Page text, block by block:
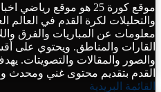
موقع كورة 25 هو موقع
والتحليلات لكرة القدم في العالم
معلومات عن المباريات والفرق
القارات والمناطق. ويحتوي على
والصور والمقالات والتصويتات.
القدم بتقديم محتوى غني ومحدث
القائمة البريدية